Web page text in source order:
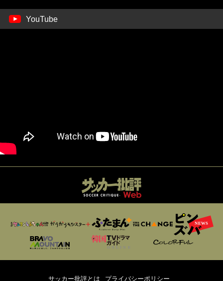
YouTube
サッカー批評とは プライバシーポリシー